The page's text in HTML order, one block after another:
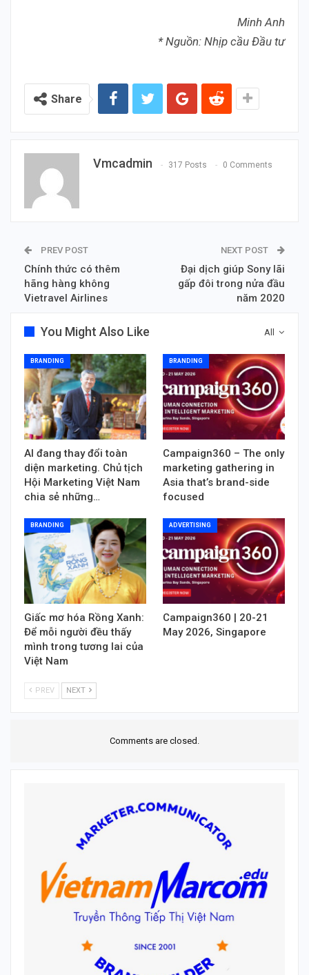
Minh Anh
* Nguồn: Nhịp cầu Đầu tư
Share
Vmcadmin 317 Posts 0 Comments
PREV POST
Chính thức có thêm
hãng hàng không
Vietravel Airlines
NEXT POST
Đại dịch giúp Sony lãi
gấp đôi trong nửa đầu
năm 2020
All
You Might Also Like
BRANDING
AI đang thay đổi toàn
diện marketing. Chủ tịch
Hội Marketing Việt Nam
chia sẻ những…
BRANDING
Campaign360 – The only
marketing gathering in
Asia that’s brand-side
focused
BRANDING
Giấc mơ hóa Rồng Xanh:
Để mỗi người đều thấy
mình trong tương lai của
Việt Nam
ADVERTISING
Campaign360 | 20-21
May 2026, Singapore
PREV NEXT
Comments are closed.